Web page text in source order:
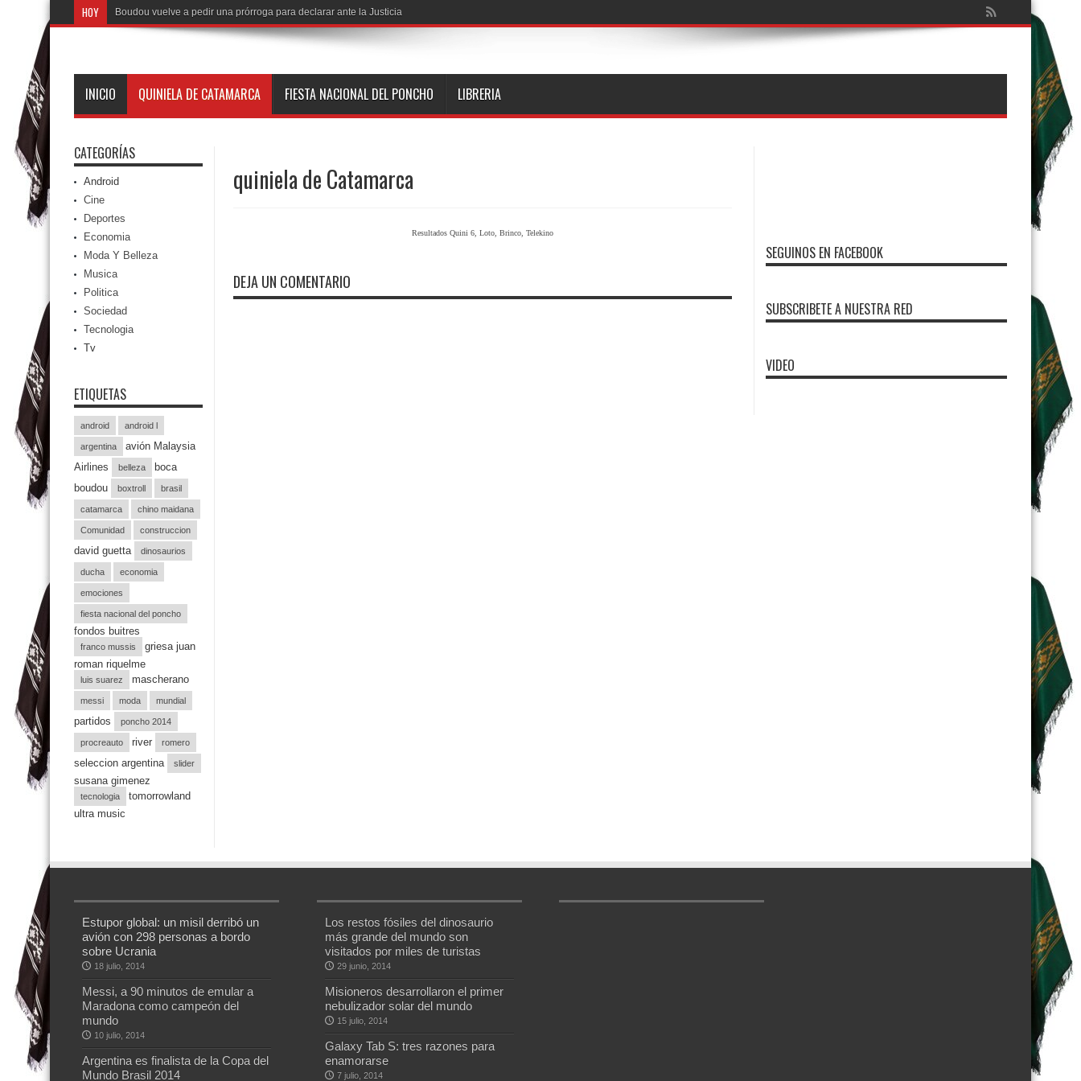
HOY Boudou vuelve a pedir una prórroga para declarar ante la Justicia
INICIO QUINIELA DE CATAMARCA FIESTA NACIONAL DEL PONCHO LIBRERIA
quiniela de Catamarca
Resultados Quini 6, Loto, Brinco, Telekino
DEJA UN COMENTARIO
CATEGORÍAS
Android
Cine
Deportes
Economia
Moda Y Belleza
Musica
Politica
Sociedad
Tecnologia
Tv
ETIQUETAS
android android l
argentina
avión Malaysia
Airlines
belleza
boca
boudou
boxtroll brasil
catamarca chino maidana
Comunidad construccion
david guetta dinosaurios
ducha economia
emociones
fiesta nacional del poncho
fondos buitres
franco mussis
griesa juan
roman riquelme
luis suarez mascherano
messi moda mundial
partidos poncho 2014
procreauto river romero
seleccion argentina slider
susana gimenez
tecnologia
tomorrowland
ultra music
SEGUINOS EN FACEBOOK
SUBSCRIBETE A NUESTRA RED
VIDEO
Estupor global: un misil derribó un
avión con 298 personas a bordo
sobre Ucrania
18 julio, 2014
Messi, a 90 minutos de emular a
Maradona como campeón del
mundo
10 julio, 2014
Argentina es finalista de la Copa del
Mundo Brasil 2014
Los restos fósiles del dinosaurio
más grande del mundo son
visitados por miles de turistas
29 junio, 2014
Misioneros desarrollaron el primer
nebulizador solar del mundo
15 julio, 2014
Galaxy Tab S: tres razones para
enamorarse
7 julio, 2014